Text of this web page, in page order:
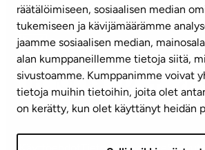
räätälöimiseen, sosiaalisen median
tukemiseen ja kävijämäärämme
jaamme sosiaalisen median,
alan kumppaneillemme tietoja siitä,
sivustoamme. Kumppanimme voivat
tietoja muihin tietoihin, joita olet
on kerätty, kun olet käyttänyt heidän
Tilaa uutiskirje
Tietosuojaseloste